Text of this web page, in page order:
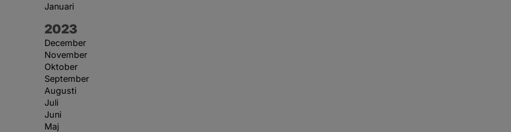
Januari
År:
2023
December
November
Oktober
September
Augusti
Juli
Juni
Maj